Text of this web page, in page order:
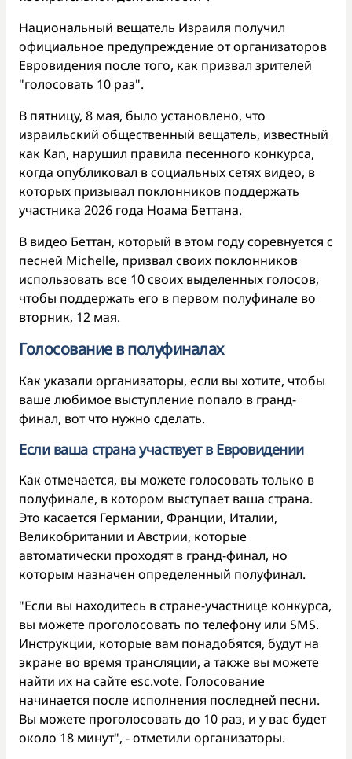
Национальный вещатель Израиля получил
официальное предупреждение от организаторов
Евровидения после того, как призвал зрителей
"голосовать 10 раз".
В пятницу, 8 мая, было установлено, что
израильский общественный вещатель, известный
как Kan, нарушил правила песенного конкурса,
когда опубликовал в социальных сетях видео, в
которых призывал поклонников поддержать
участника 2026 года Ноама Беттана.
В видео Беттан, который в этом году соревнуется с
песней Michelle, призвал своих поклонников
использовать все 10 своих выделенных голосов,
чтобы поддержать его в первом полуфинале во
вторник, 12 мая.
Голосование в полуфиналах
Как указали организаторы, если вы хотите, чтобы
ваше любимое выступление попало в гранд-
финал, вот что нужно сделать.
Если ваша страна участвует в Евровидении
Как отмечается, вы можете голосовать только в
полуфинале, в котором выступает ваша страна.
Это касается Германии, Франции, Италии,
Великобритании и Австрии, которые
автоматически проходят в гранд-финал, но
которым назначен определенный полуфинал.
"Если вы находитесь в стране-участнице конкурса,
вы можете проголосовать по телефону или SMS.
Инструкции, которые вам понадобятся, будут на
экране во время трансляции, а также вы можете
найти их на сайте esc.vote. Голосование
начинается после исполнения последней песни.
Вы можете проголосовать до 10 раз, и у вас будет
около 18 минут", - отметили организаторы.